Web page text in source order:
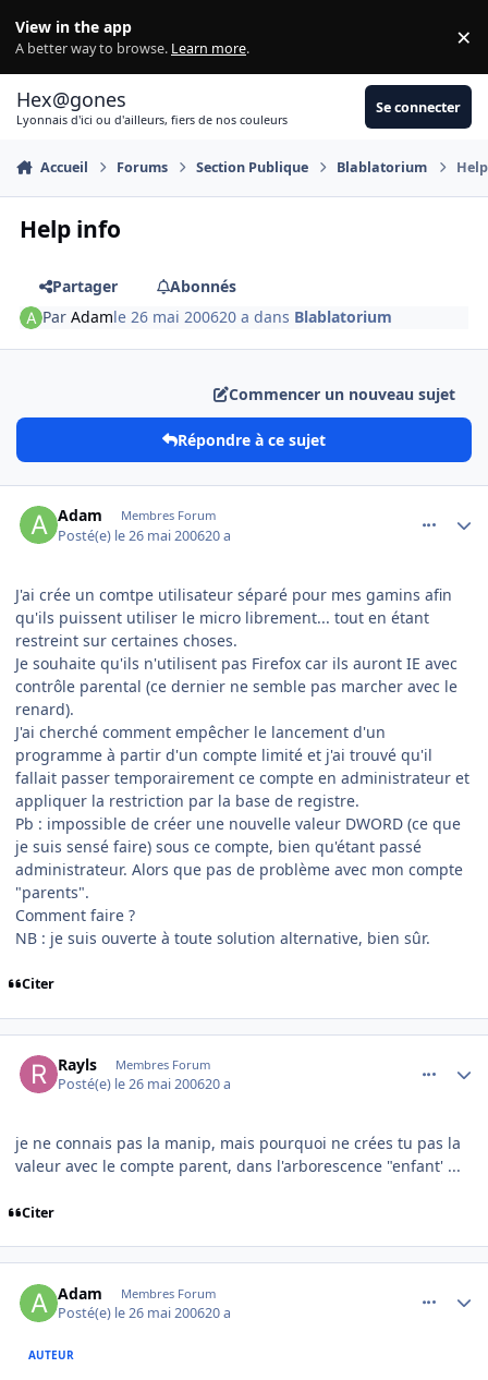
View in the app
A better way to browse. Learn more. ×
Hex@gones
Lyonnais d'ici ou d'ailleurs, fiers de nos couleurs
Se connecter
Accueil Forums Section Publique Blablatorium
Help info
Partager
Abonnés
ParAdamle 26 mai 200620 a dans Blablatorium
Commencer un nouveau sujet
Répondre à ce sujet
Adam Membres Forum
Posté(e) le 26 mai 200620 a
J'ai crée un comtpe utilisateur séparé pour mes gamins afin
qu'ils puissent utiliser le micro librement... tout en étant
restreint sur certaines choses.
Je souhaite qu'ils n'utilisent pas Firefox car ils auront IE avec
contrôle parental (ce dernier ne semble pas marcher avec le
renard).
J'ai cherché comment empêcher le lancement d'un
programme à partir d'un compte limité et j'ai trouvé qu'il
fallait passer temporairement ce compte en administrateur et
appliquer la restriction par la base de registre.
Pb : impossible de créer une nouvelle valeur DWORD (ce que
je suis sensé faire) sous ce compte, bien qu'étant passé
administrateur. Alors que pas de problème avec mon compte
"parents".
Comment faire ?
NB : je suis ouverte à toute solution alternative, bien sûr.
Citer
Rayls Membres Forum
Posté(e) le 26 mai 200620 a
je ne connais pas la manip, mais pourquoi ne crées tu pas la
valeur avec le compte parent, dans l'arborescence "enfant' ...
Citer
Adam Membres Forum
Posté(e) le 26 mai 200620 a
AUTEUR